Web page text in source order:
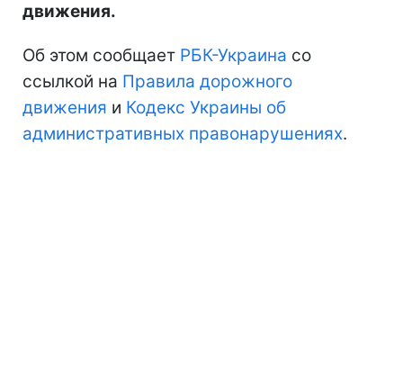
движения.
Об этом сообщает РБК-Украина со
ссылкой на Правила дорожного
движения и Кодекс Украины об
административных правонарушениях.